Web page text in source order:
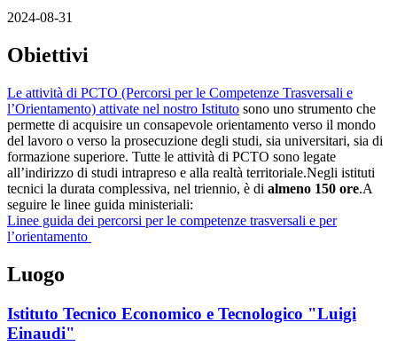
2024-08-31
Obiettivi
Le attività di PCTO (Percorsi per le Competenze Trasversali e
l’Orientamento) attivate nel nostro Istituto sono uno strumento che
permette di acquisire un consapevole orientamento verso il mondo
del lavoro o verso la prosecuzione degli studi, sia universitari, sia di
formazione superiore. Tutte le attività di PCTO sono legate
all’indirizzo di studi intrapreso e alla realtà territoriale.Negli istituti
tecnici la durata complessiva, nel triennio, è di almeno 150 ore.A
seguire le linee guida ministeriali:
Linee guida dei percorsi per le competenze trasversali e per
l’orientamento
Luogo
Istituto Tecnico Economico e Tecnologico "Luigi
Einaudi"